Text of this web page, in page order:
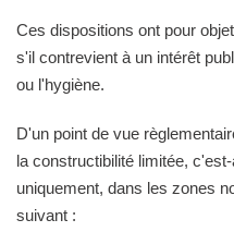
Ces dispositions ont pour
s'il contrevient à un intérêt
ou l'hygiène.
D'un point de vue
la constructibilité limitée,
uniquement, dans les zones
suivant :